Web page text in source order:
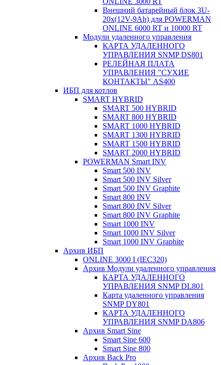
Внешний батарейный блок 3U-
20x(12V-9Ah) для POWERMAN
ONLINE 6000 RT и 10000 RT
Модули удаленного управления
КАРТА УДАЛЕННОГО
УПРАВЛЕНИЯ SNMP DS801
РЕЛЕЙНАЯ ПЛАТА
УПРАВЛЕНИЯ "СУХИЕ
КОНТАКТЫ" AS400
ИБП для котлов
SMART HYBRID
SMART 500 HYBRID
SMART 800 HYBRID
SMART 1000 HYBRID
SMART 1300 HYBRID
SMART 1500 HYBRID
SMART 2000 HYBRID
POWERMAN Smart INV
Smart 500 INV
Smart 500 INV Silver
Smart 500 INV Graphite
Smart 800 INV
Smart 800 INV Silver
Smart 800 INV Graphite
Smart 1000 INV
Smart 1000 INV Silver
Smart 1000 INV Graphite
Архив ИБП
ONLINE 3000 I (IEC320)
Архив Модули удаленного управления
КАРТА УДАЛЕННОГО
УПРАВЛЕНИЯ SNMP DL801
Карта удаленного управления
SNMP DY801
КАРТА УДАЛЕННОГО
УПРАВЛЕНИЯ SNMP DА806
Архив Smart Sine
Smart Sine 600
Smart Sine 800
Архив Back Pro